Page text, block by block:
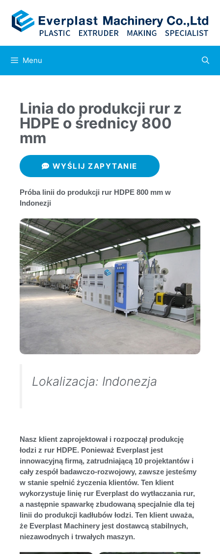
Menu
Linia do produkcji rur z
HDPE o średnicy 800
mm
WYŚLIJ ZAPYTANIE
Próba linii do produkcji rur HDPE 800 mm w
Indonezji
Lokalizacja: Indonezja
Nasz klient zaprojektował i rozpoczął produkcję
łodzi z rur HDPE. Ponieważ Everplast jest
innowacyjną firmą, zatrudniającą 10 projektantów i
cały zespół badawczo-rozwojowy, zawsze jesteśmy
w stanie spełnić życzenia klientów. Ten klient
wykorzystuje linię rur Everplast do wytłaczania rur,
a następnie spawarkę zbudowaną specjalnie dla tej
linii do produkcji kadłubów łodzi. Ten klient uważa,
że ​​Everplast Machinery jest dostawcą stabilnych,
niezawodnych i trwałych maszyn.